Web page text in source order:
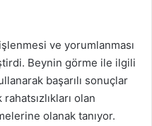
ve yorumlanması
Beynin görme ile ilgili
başarılı sonuçlar
olan
olanak tanıyor.